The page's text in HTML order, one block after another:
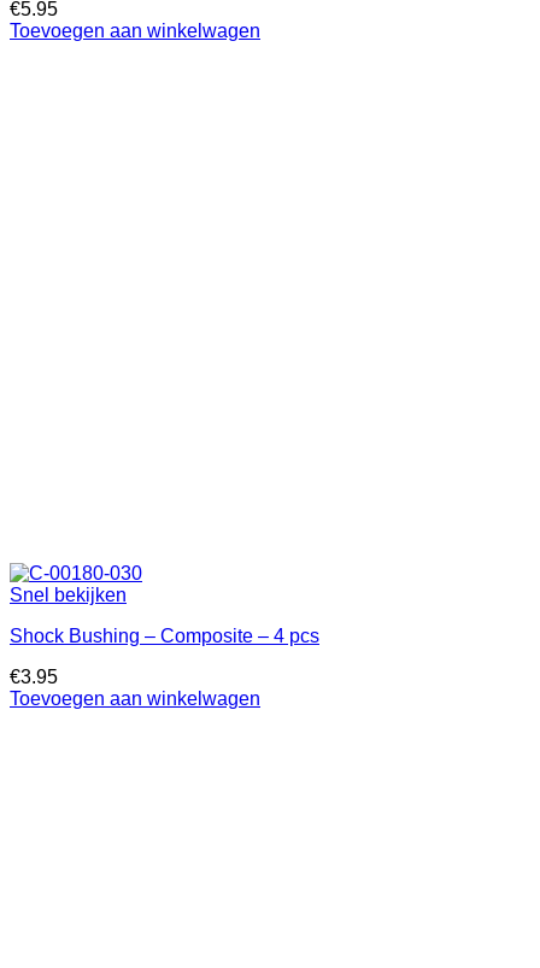
€5.95
Toevoegen aan winkelwagen
Snel bekijken
Shock Bushing – Composite – 4 pcs
€3.95
Toevoegen aan winkelwagen